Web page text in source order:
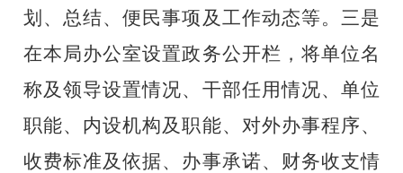
划、总结、便民事项及工作动态等。三是
在本局办公室设置政务公开栏，将单位名
称及领导设置情况、干部任用情况、单位
职能、内设机构及职能、对外办事程序、
收费标准及依据、办事承诺、财务收支情